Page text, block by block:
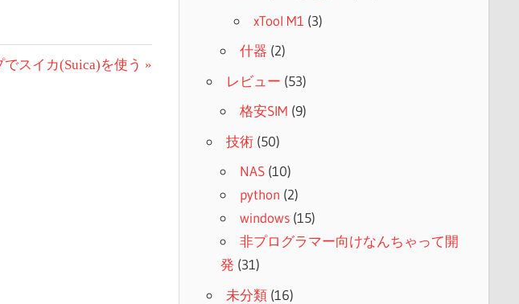
スイカ(Suica)を使う
xTool M1 (3)
什器 (2)
レビュー (53)
格安SIM (9)
技術(50)
NAS(10)
python (2)
windows(15)
非プログラマー向けなんちゃって開
発 (31)
未分類(16)